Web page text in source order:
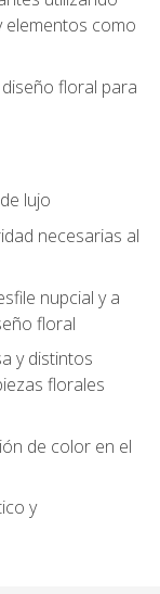
elementos como
floral para
lujo
necesarias al
nupcial y a
floral
y distintos
florales
de color en el
y